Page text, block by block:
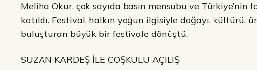
Meliha Okur, çok sayıda basın mensubu ve
katıldı. Festival, halkın yoğun ilgisiyle doğayı, kültürü,
buluşturan büyük bir festivale dönüştü.
SUZAN KARDEŞ İLE COŞKULU AÇILIŞ